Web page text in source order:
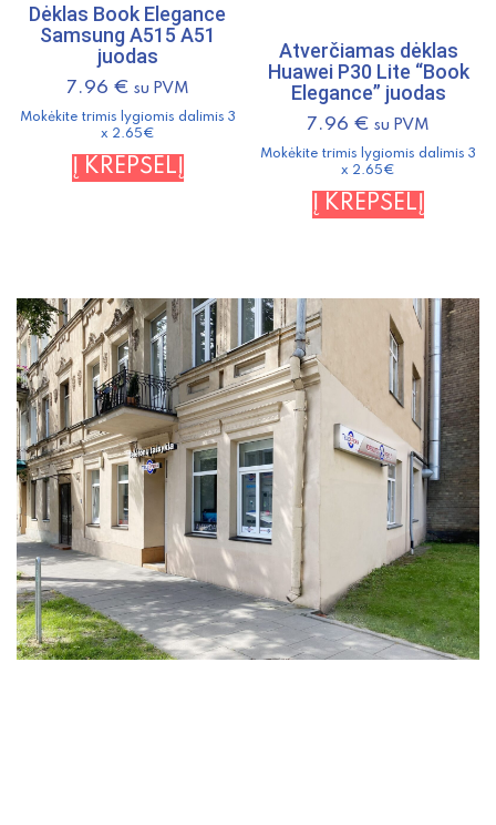
Dėklas Book Elegance
Samsung A515 A51
juodas
7.96 € su PVM
Mokėkite trimis lygiomis dalimis 3
x 2.65€
Į KREPŠELĮ
Atverčiamas dėklas
Huawei P30 Lite “Book
Elegance” juodas
7.96 € su PVM
Mokėkite trimis lygiomis dalimis 3
x 2.65€
Į KREPŠELĮ